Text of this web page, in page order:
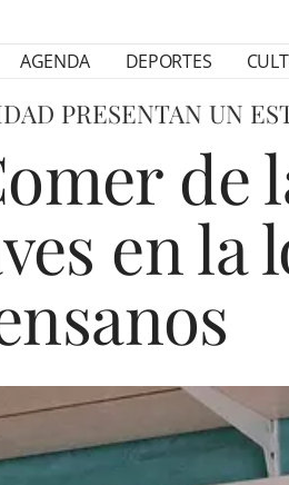
AGENDA DEPORTES
PRESENTAN UN
de
en la